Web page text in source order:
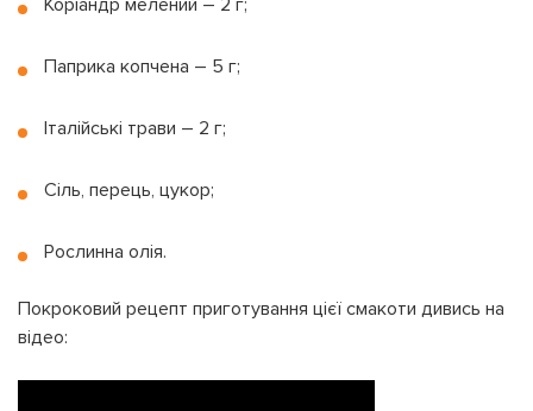
Коріандр мелений – 2 г;
Паприка копчена – 5 г;
Італійські трави – 2 г;
Сіль, перець, цукор;
Рослинна олія.
Покроковий рецепт приготування цієї смакоти дивись на
відео: